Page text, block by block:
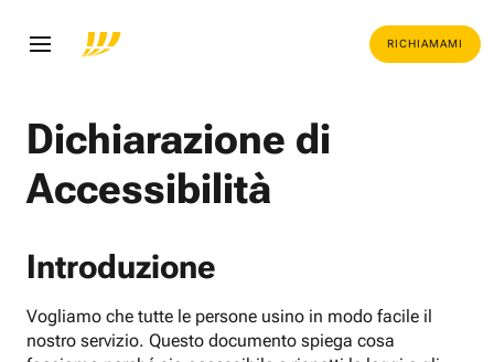
RICHIAMAMI
Dichiarazione di
Accessibilità
Introduzione
Vogliamo che tutte le persone usino in modo facile il
nostro servizio. Questo documento spiega cosa